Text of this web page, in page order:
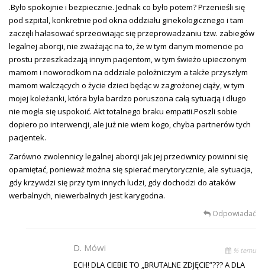
.Było spokojnie i bezpiecznie. Jednak co było potem? Przenieśli się
pod szpital, konkretnie pod okna oddziału ginekologicznego i tam
zaczęli hałasować sprzeciwiając się przeprowadzaniu tzw. zabiegów
legalnej aborcji, nie zważając na to, że w tym danym momencie po
prostu przeszkadzają innym pacjentom, w tym świeżo upieczonym
mamom i noworodkom na oddziale położniczym a także przyszłym
mamom walczących o życie dzieci będąc w zagrożonej ciąży, w tym
mojej koleżanki, która była bardzo poruszona całą sytuacją i długo
nie mogła się uspokoić. Akt totalnego braku empatii.Poszli sobie
dopiero po interwencji, ale już nie wiem kogo, chyba partnerów tych
pacjentek.
Zarówno zwolennicy legalnej aborcji jak jej przeciwnicy powinni się
opamiętać, ponieważ można się spierać merytorycznie, ale sytuacja,
gdy krzywdzi się przy tym innych ludzi, gdy dochodzi do ataków
werbalnych, niewerbalnych jest karygodna.
Odpowiadać
D. Mówi % temu
ECH! DLA CIEBIE TO „BRUTALNE ZDJĘCIE”??? A DLA